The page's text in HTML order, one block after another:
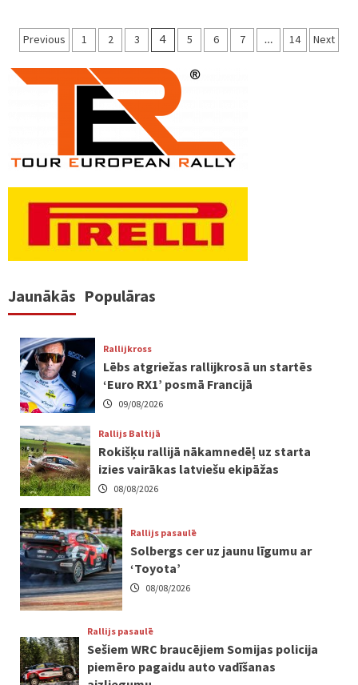
Ziņu
numerācija
pēc
lappusēm
Previous 1 2 3 4 5 6 7 … 14 Next
Jaunākās Populāras
Rallijkross
Lēbs atgriežas rallijkrosā un startēs
‘Euro RX1’ posmā Francijā
09/08/2026
Rallijs Baltijā
Rokišķu rallijā nākamnedēļ uz starta
izies vairākas latviešu ekipāžas
08/08/2026
Rallijs pasaulē
Solbergs cer uz jaunu līgumu ar
‘Toyota’
08/08/2026
Rallijs pasaulē
Sešiem WRC braucējiem Somijas policija
piemēro pagaidu auto vadīšanas